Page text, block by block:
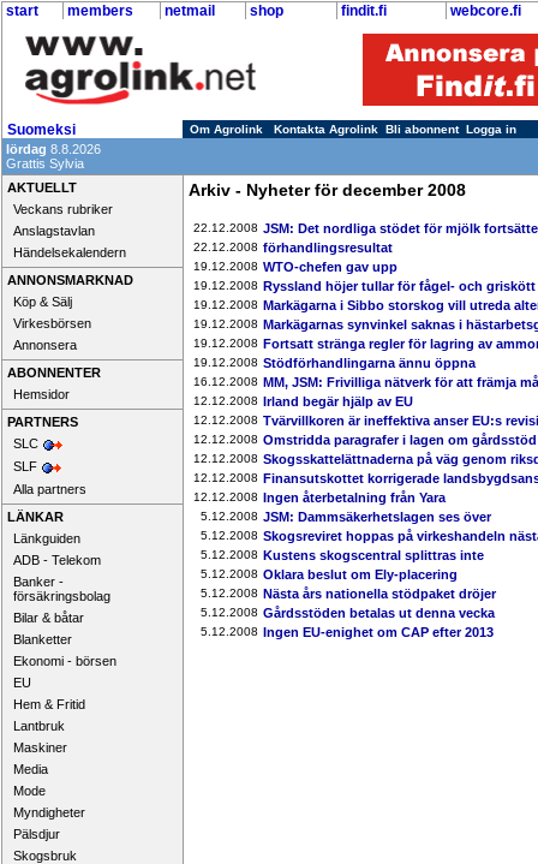
start members netmail shop findit.fi webcore.fi
Suomeksi Om Agrolink Kontakta Agrolink Bli abonnent Logga in
lördag 8.8.2026
Grattis Sylvia
AKTUELLT
Veckans rubriker
Anslagstavlan
Händelsekalendern
ANNONSMARKNAD
Köp & Sälj
Virkesbörsen
Annonsera
ABONNENTER
Hemsidor
PARTNERS
SLC
SLF
Alla partners
LÄNKAR
Länkguiden
ADB - Telekom
Banker -
försäkringsbolag
Bilar & båtar
Blanketter
Ekonomi - börsen
EU
Hem & Fritid
Lantbruk
Maskiner
Media
Mode
Myndigheter
Pälsdjur
Skogsbruk
Arkiv - Nyheter för december 2008
22.12.2008 JSM: Det nordliga stödet för mjölk
22.12.2008 förhandlingsresultat
19.12.2008 WTO-chefen gav upp
19.12.2008 Ryssland höjer tullar för fågel- och griskött
19.12.2008 Markägarna i Sibbo storskog vill utreda
19.12.2008 Markägarnas synvinkel saknas i
19.12.2008 Fortsatt stränga regler för lagring av
19.12.2008 Stödförhandlingarna ännu öppna
16.12.2008 MM, JSM: Frivilliga nätverk för att främja
12.12.2008 Irland begär hjälp av EU
12.12.2008 Tvärvillkoren är ineffektiva anser EU:s
12.12.2008 Omstridda paragrafer i lagen om
12.12.2008 Skogsskattelättnaderna på väg genom
12.12.2008 Finansutskottet korrigerade
12.12.2008 Ingen återbetalning från Yara
5.12.2008 JSM: Dammsäkerhetslagen ses över
5.12.2008 Skogsreviret hoppas på virkeshandeln
5.12.2008 Kustens skogscentral splittras inte
5.12.2008 Oklara beslut om Ely-placering
5.12.2008 Nästa års nationella stödpaket dröjer
5.12.2008 Gårdsstöden betalas ut denna vecka
5.12.2008 Ingen EU-enighet om CAP efter 2013